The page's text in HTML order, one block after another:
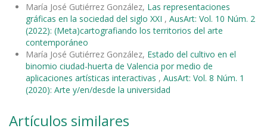
María José Gutiérrez González, Las representaciones
gráficas en la sociedad del siglo XXI , AusArt: Vol. 10 Núm. 2
(2022): (Meta)cartografiando los territorios del arte
contemporáneo
María José Gutiérrez González, Estado del cultivo en el
binomio ciudad-huerta de Valencia por medio de
aplicaciones artísticas interactivas , AusArt: Vol. 8 Núm. 1
(2020): Arte y/en/desde la universidad
Artículos similares